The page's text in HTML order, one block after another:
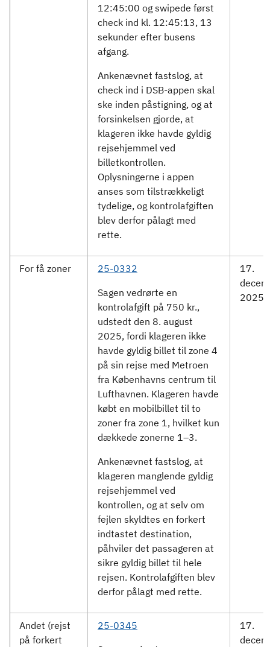
12:45:00 og swipede først
check ind kl. 12:45:13, 13
sekunder efter busens
afgang.
Ankenævnet fastslog, at
check ind i DSB-appen skal
ske inden påstigning, og at
forsinkelsen gjorde, at
klageren ikke havde gyldig
rejsehjemmel ved
billetkontrollen.
Oplysningerne i appen
anses som tilstrækkeligt
tydelige, og kontrolafgiften
blev derfor pålagt med
rette.
For få zoner
25-0332
Sagen vedrørte en
kontrolafgift på 750 kr.,
udstedt den 8. august
2025, fordi klageren ikke
havde gyldig billet til zone 4
på sin rejse med Metroen
fra Københavns centrum til
Lufthavnen. Klageren havde
købt en mobilbillet til to
zoner fra zone 1, hvilket kun
dækkede zonerne 1–3.
Ankenævnet fastslog, at
klageren manglende gyldig
rejsehjemmel ved
kontrollen, og at selv om
fejlen skyldtes en forkert
indtastet destination,
påhviler det passageren at
sikre gyldig billet til hele
rejsen. Kontrolafgiften blev
derfor pålagt med rette.
17.
2025
Andet (rejst
på forkert
25-0345
17.